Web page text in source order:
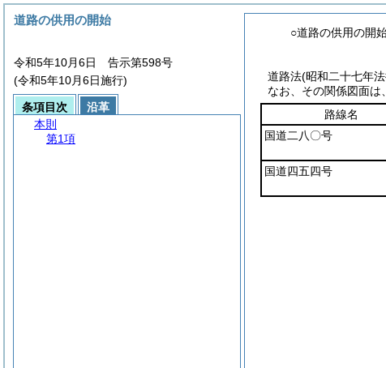
○道路の供用の開
道路法(昭和二十七年
なお、その関係図面は
路線名
国道二八〇号
国道四五四号
道路の供用の開始
令和5年10月6日 告示第598号
(令和5年10月6日施行)
条項目次
沿革
本則
第1項